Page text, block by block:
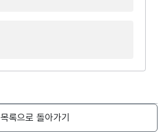
목록으로 돌아가기